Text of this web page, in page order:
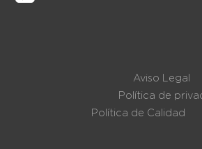
Aviso Legal
Política de
Política de Calidad